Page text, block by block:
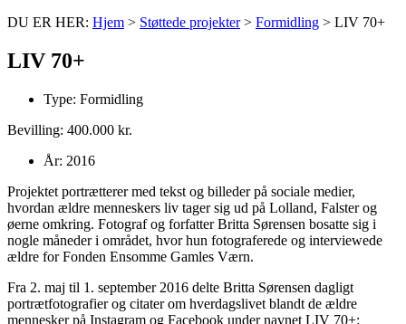
DU ER HER: Hjem > Støttede projekter> Formidling > LIV 70+
LIV 70+
Type: Formidling
Bevilling: 400.000 kr.
År: 2016
Projektet portrætterer med tekst og billeder på sociale medier,
hvordan ældre menneskers liv tager sig ud på Lolland, Falster og
øerne omkring. Fotograf og forfatter Britta Sørensen bosatte sig i
nogle måneder i området, hvor hun fotograferede og interviewede
ældre for Fonden Ensomme Gamles Værn.
Fra 2. maj til 1. september 2016 delte Britta Sørensen dagligt
portrætfotografier og citater om hverdagslivet blandt de ældre
mennesker på Instagram og Facebook under navnet LIV 70+: